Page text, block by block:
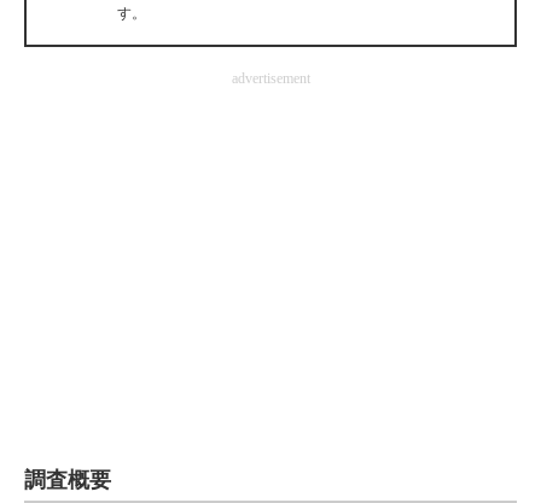
企業向けIT製品の総合サイト
す。
advertisement
調査概要